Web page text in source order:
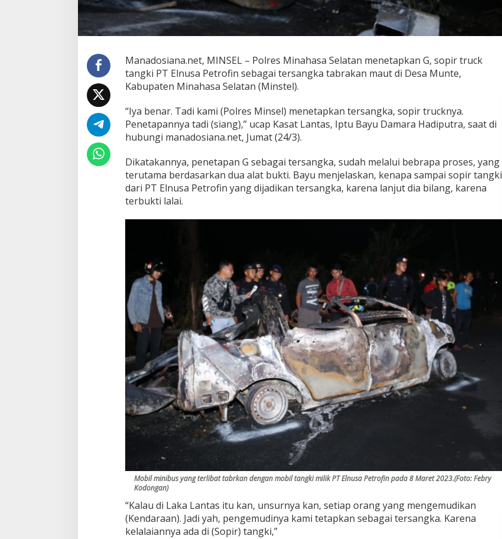
n
u
e
t
r
o
n
T
e
s
a
n
g
a
r
a
k
a
n
M
a
d
i
M
u
n
t
Manadosiana.net, MINSEL – Polres Minahasa Selatan menetapkan G, sopir truck
tangki PT Elnusa Petrofin sebagai tersangka tabrakan maut di Desa Munte,
Kabupaten Minahasa Selatan (Minstel).
“Iya benar. Tadi kami (Polres Minsel) menetapkan tersangka, sopir trucknya.
Penetapannya tadi (siang),” ucap Kasat Lantas, Iptu Bayu Damara Hadiputra, saat di
hubungi manadosiana.net, Jumat (24/3).
Dikatakannya, penetapan G sebagai tersangka, sudah melalui bebrapa proses, yang
terutama berdasarkan dua alat bukti. Bayu menjelaskan, kenapa sampai sopir tangki
dari PT Elnusa Petrofin yang dijadikan tersangka, karena lanjut dia bilang, karena
terbukti lalai.
Mobil minibus yang terlibat tabrkan dengan mobil tangki milik PT Elnusa Petrofin pada 8 Maret 2023.(Foto: Febry
Kodongan)
“Kalau di Laka Lantas itu kan, unsurnya kan, setiap orang yang mengemudikan
(Kendaraan). Jadi yah, pengemudinya kami tetapkan sebagai tersangka. Karena
kelalaiannya ada di (Sopir) tangki,”